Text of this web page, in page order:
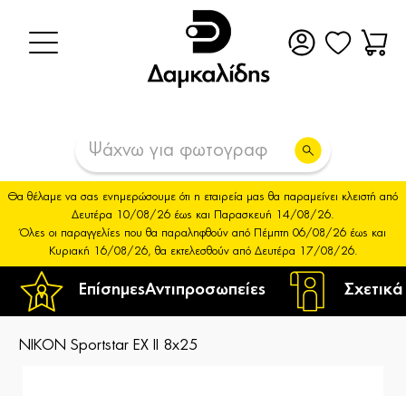
ΕπίσημεςΑντιπροσωπείες
Θα θέλαμε να σας ενημερώσουμε ότι η εταιρεία μας θα παραμείνει κλειστή από
Δευτέρα 10/08/26 έως και Παρασκευή 14/08/26.
Όλες οι παραγγελίες που θα παραληφθούν από Πέμπτη 06/08/26 έως και
Κυριακή 16/08/26, θα εκτελεσθούν από Δευτέρα 17/08/26.
NIKON Sportstar EX II 8x25